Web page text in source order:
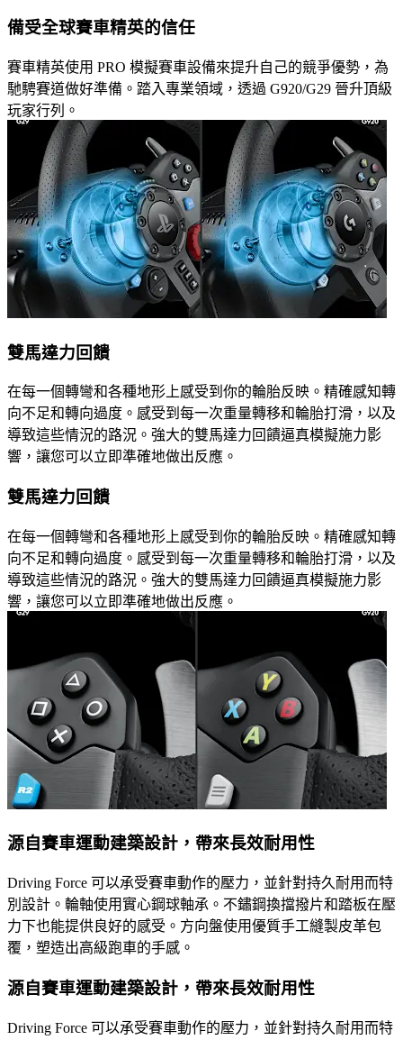
備受全球賽車精英的信任
賽車精英使用 PRO 模擬賽車設備來提升自己的競爭優勢，為
馳騁賽道做好準備。踏入專業領域，透過 G920/G29 晉升頂級
玩家行列。
雙馬達力回饋
在每一個轉彎和各種地形上感受到你的輪胎反映。精確感知轉
向不足和轉向過度。感受到每一次重量轉移和輪胎打滑，以及
導致這些情況的路況。強大的雙馬達力回饋逼真模擬施力影
響，讓您可以立即準確地做出反應。
雙馬達力回饋
在每一個轉彎和各種地形上感受到你的輪胎反映。精確感知轉
向不足和轉向過度。感受到每一次重量轉移和輪胎打滑，以及
導致這些情況的路況。強大的雙馬達力回饋逼真模擬施力影
響，讓您可以立即準確地做出反應。
源自賽車運動建築設計，帶來長效耐用性
Driving Force 可以承受賽車動作的壓力，並針對持久耐用而特
別設計。輪軸使用實心鋼球軸承。不鏽鋼換擋撥片和踏板在壓
力下也能提供良好的感受。方向盤使用優質手工縫製皮革包
覆，塑造出高級跑車的手感。
源自賽車運動建築設計，帶來長效耐用性
Driving Force 可以承受賽車動作的壓力，並針對持久耐用而特